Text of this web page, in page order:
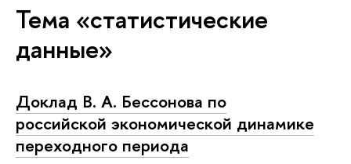
Тема «статистические
данные»
Доклад В. А. Бессонова по
российской экономической динамике
переходного периода